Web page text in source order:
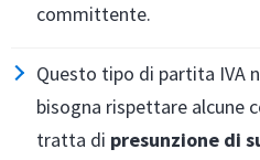
committente.
Questo tipo di partita IVA
bisogna rispettare alcune
tratta di presunzione di